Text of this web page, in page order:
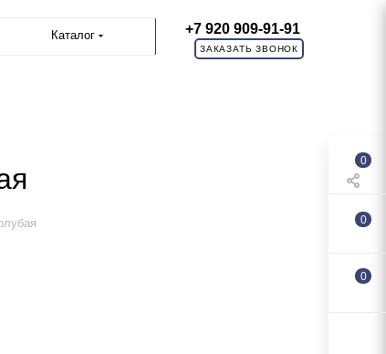
Каталог +7 920 909-91-91
ЗАКАЗАТЬ ЗВОНОК
0
0
0